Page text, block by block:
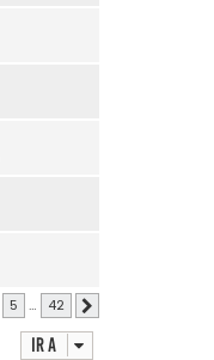
5 … 42
Ir a